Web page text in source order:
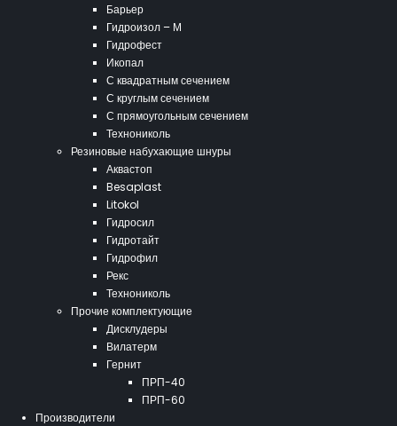
Барьер
Гидроизол – М
Гидрофест
Икопал
С квадратным сечением
С круглым сечением
С прямоугольным сечением
Технониколь
Резиновые набухающие шнуры
Аквастоп
Besaplast
Litokol
Гидросил
Гидротайт
Гидрофил
Рекс
Технониколь
Прочие комплектующие
Дисклудеры
Вилатерм
Гернит
ПРП-40
ПРП-60
Производители